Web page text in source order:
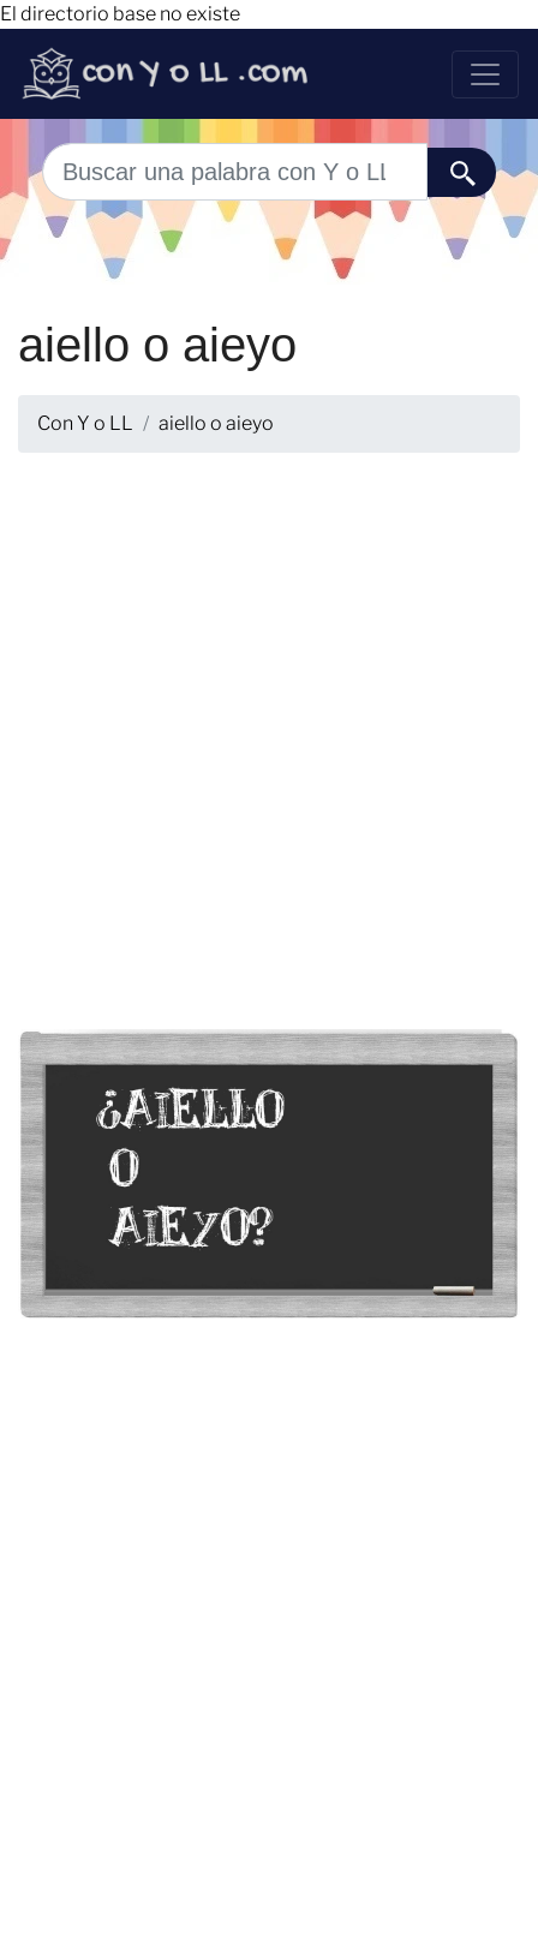
El directorio base no existe
aiello o aieyo
Con Y o LL aiello o aieyo